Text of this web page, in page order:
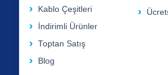
Kablo Çeşitleri
İndirimli Ürünler
Toptan Satış
Blog